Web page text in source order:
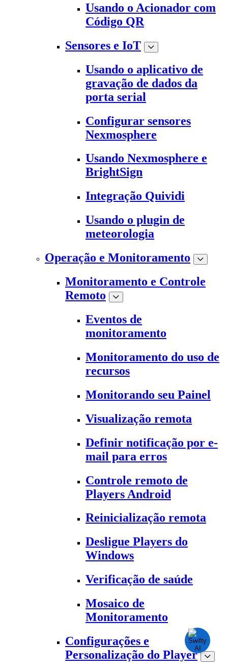
Usando o Acionador com
Código QR
Sensores e IoT
Usando o aplicativo de
gravação de dados da
porta serial
Configurar sensores
Nexmosphere
Usando Nexmosphere e
BrightSign
Integração Quividi
Usando o plugin de
meteorologia
Operação e Monitoramento
Monitoramento e Controle
Remoto
Eventos de
monitoramento
Monitoramento do uso de
recursos
Monitorando seu Painel
Visualização remota
Definir notificação por e-
mail para erros
Controle remoto de
Players Android
Reinicialização remota
Desligue Players do
Windows
Verificação de saúde
Mosaico de
Monitoramento
Configurações e
Personalização do Player